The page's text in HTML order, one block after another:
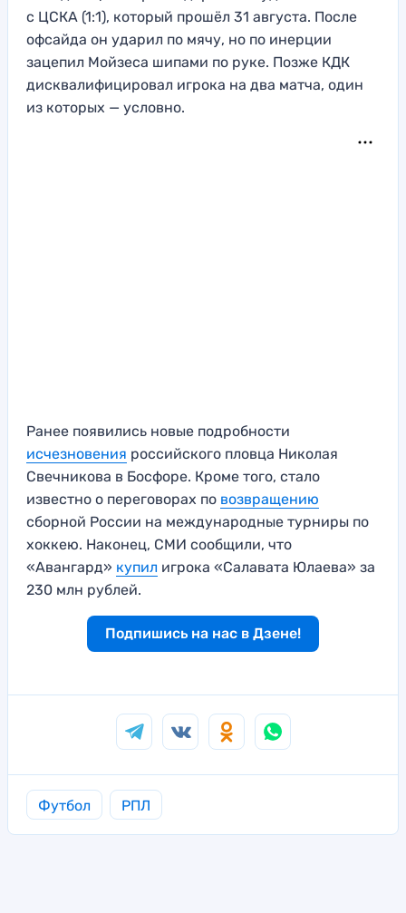
с ЦСКА (1:1), который прошёл 31 августа. После
офсайда он ударил по мячу, но по инерции
зацепил Мойзеса шипами по руке. Позже КДК
дисквалифицировал игрока на два матча, один
из которых — условно.
Ранее появились новые подробности
исчезновения российского пловца Николая
Свечникова в Босфоре. Кроме того, стало
известно о переговорах по возвращению
сборной России на международные турниры по
хоккею. Наконец, СМИ сообщили, что
«Авангард» купил игрока «Салавата Юлаева» за
230 млн рублей.
Подпишись на нас в Дзене!
Футбол РПЛ